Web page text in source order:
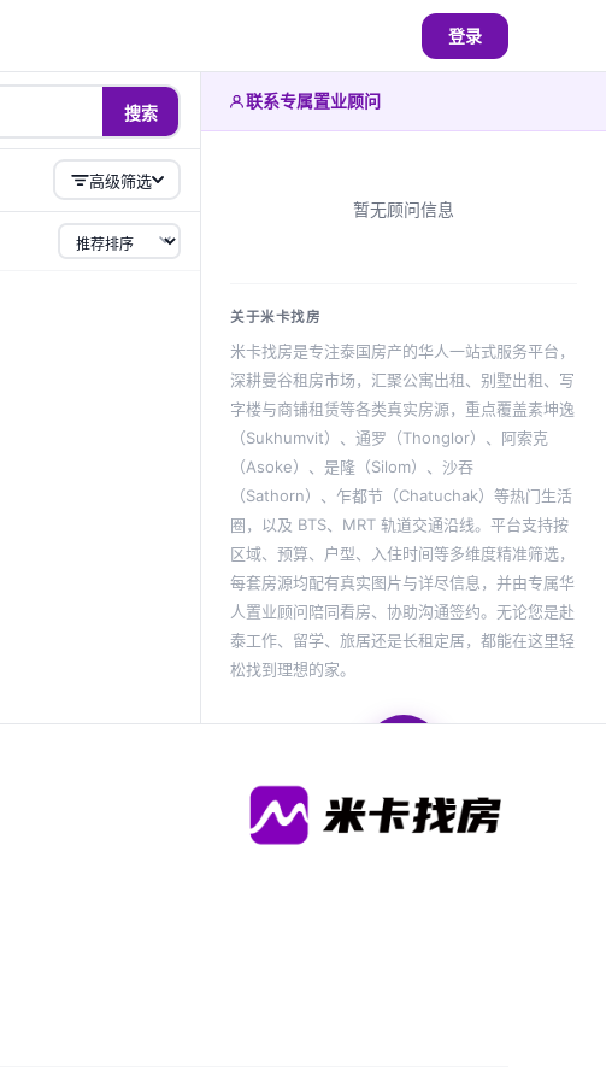
登录
搜索
高级筛选
联系专属置业顾问
暂无顾问信息
关于米卡找房
米卡找房是专注泰国房产的华人一站式服务平台，
深耕曼谷租房市场，汇聚公寓出租、别墅出租、写
字楼与商铺租赁等各类真实房源，重点覆盖素坤逸
（Sukhumvit）、通罗（Thonglor）、阿索克
（Asoke）、是隆（Silom）、沙吞
（Sathorn）、乍都节（Chatuchak）等热门生活
圈，以及 BTS、MRT 轨道交通沿线。平台支持按
区域、预算、户型、入住时间等多维度精准筛选，
每套房源均配有真实图片与详尽信息，并由专属华
人置业顾问陪同看房、协助沟通签约。无论您是赴
泰工作、留学、旅居还是长租定居，都能在这里轻
松找到理想的家。
地图找房
在地图上浏览全部房源位置